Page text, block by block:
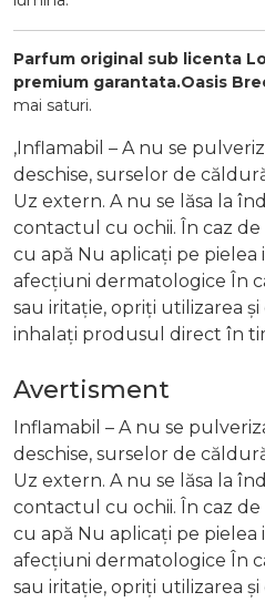
Parfum original sub licenta
premium garantata.Oasis
mai saturi.
,Inflamabil – A nu se
deschise, surselor de
Uz extern. A nu se lăsa la
contactul cu ochii. În caz
cu apă Nu aplicați pe pielea
afecțiuni dermatologice În
sau iritație, opriți utilizarea
inhalați produsul direct în
Avertisment
Inflamabil – A nu se
deschise, surselor de
Uz extern. A nu se lăsa la
contactul cu ochii. În caz
cu apă Nu aplicați pe pielea
afecțiuni dermatologice În
sau iritație, opriți utilizarea